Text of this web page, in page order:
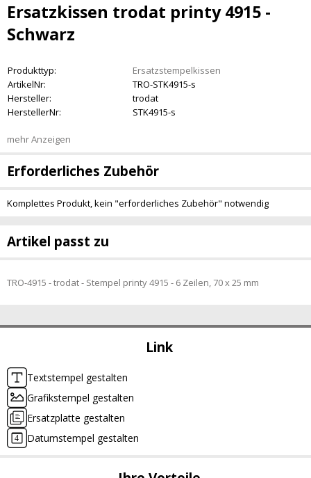
Link
Textstempel gestalten
Grafikstempel gestalten
Ersatzplatte gestalten
Datumstempel gestalten
Ersatzkissen trodat printy 4915 -
Schwarz
Produkttyp:
Ersatzstempelkissen
ArtikelNr:
TRO-STK4915-s
Hersteller:
trodat
HerstellerNr:
STK4915-s
mehr Anzeigen
Erforderliches Zubehör
Komplettes Produkt, kein "erforderliches Zubehör" notwendig
Artikel passt zu
TRO-4915 - trodat - Stempel printy 4915 - 6 Zeilen, 70 x 25 mm